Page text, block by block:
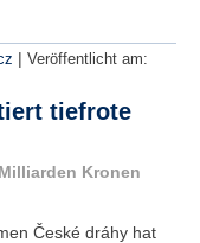
| Veröffentlicht am:
tiefrote
Kronen
České dráhy hat